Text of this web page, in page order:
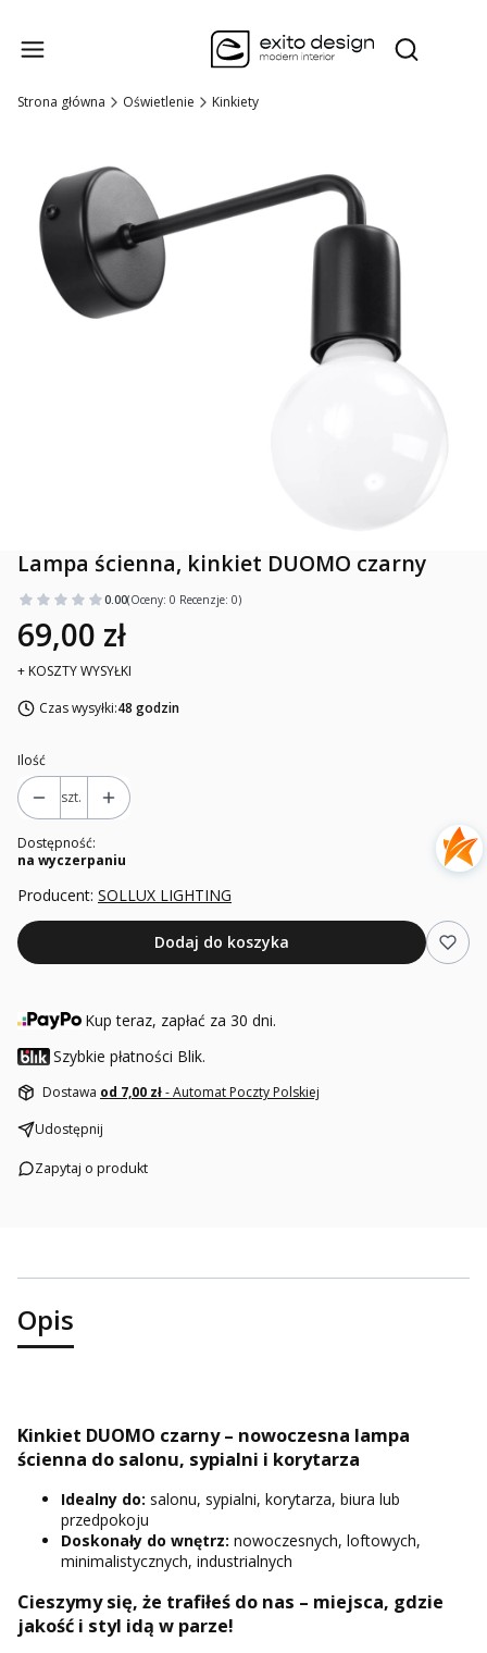
Otwórz
Strona główna Oświetlenie Kinkiety
Lampa ścienna, kinkiet DUOMO czarny
0.00(Oceny: 0 Recenzje: 0)
69,00 zł
+ KOSZTY WYSYŁKI
Czas wysyłki:48 godzin
Ilość
szt.
Dostępność:
na wyczerpaniu
Producent: SOLLUX LIGHTING
Dodaj do koszyka
Kup teraz, zapłać za 30 dni.
Szybkie płatności Blik.
Dostawa od 7,00 zł- Automat Poczty Polskiej
Udostępnij
Zapytaj o produkt
Opis
Kinkiet DUOMO czarny – nowoczesna lampa
ścienna do salonu, sypialni i korytarza
Idealny do: salonu, sypialni, korytarza, biura lub
przedpokoju
Doskonały do wnętrz: nowoczesnych, loftowych,
minimalistycznych, industrialnych
Cieszymy się, że trafiłeś do nas – miejsca, gdzie
jakość i styl idą w parze!